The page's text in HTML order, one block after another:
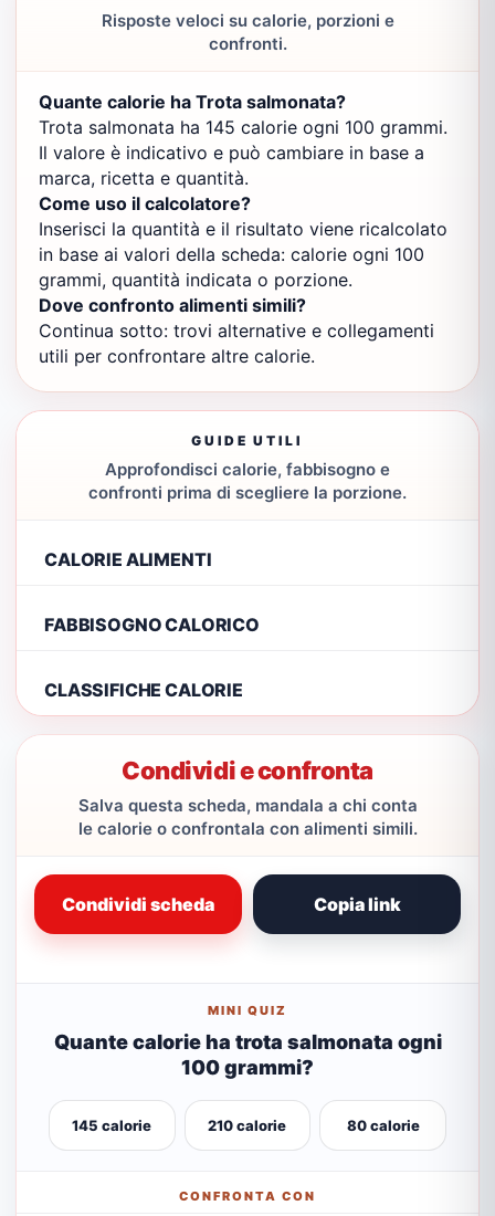
Risposte veloci su calorie, porzioni e
confronti.
Quante calorie ha Trota salmonata?
Trota salmonata ha 145 calorie ogni 100 grammi.
Il valore è indicativo e può cambiare in base a
marca, ricetta e quantità.
Come uso il calcolatore?
Inserisci la quantità e il risultato viene ricalcolato
in base ai valori della scheda: calorie ogni 100
grammi, quantità indicata o porzione.
Dove confronto alimenti simili?
Continua sotto: trovi alternative e collegamenti
utili per confrontare altre calorie.
GUIDE UTILI
Approfondisci calorie, fabbisogno e
confronti prima di scegliere la porzione.
CALORIE ALIMENTI
FABBISOGNO CALORICO
CLASSIFICHE CALORIE
Condividi e confronta
Salva questa scheda, mandala a chi conta
le calorie o confrontala con alimenti simili.
Condividi scheda Copia link
MINI QUIZ
Quante calorie ha trota salmonata ogni
100 grammi?
145 calorie 210 calorie 80 calorie
CONFRONTA CON